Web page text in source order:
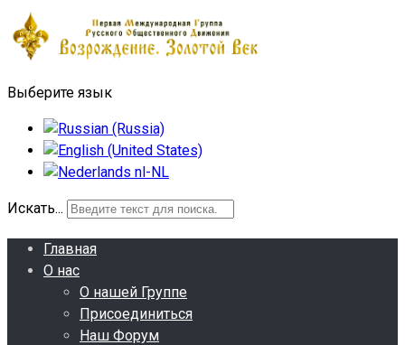
Выберите язык
Искать...
Главная
О нас
О нашей Группе
Присоединиться
Наш Форум